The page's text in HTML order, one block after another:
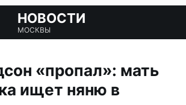
НОВОСТИ
МОСКВЫ
«пропал»: мать
ищет няню в